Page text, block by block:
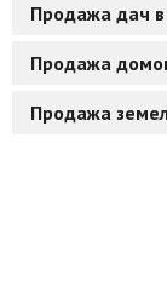
Продажа дач
Продажа
Продажа